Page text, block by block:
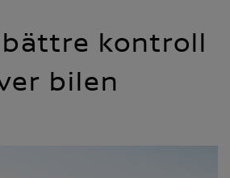
kontroll
bilen